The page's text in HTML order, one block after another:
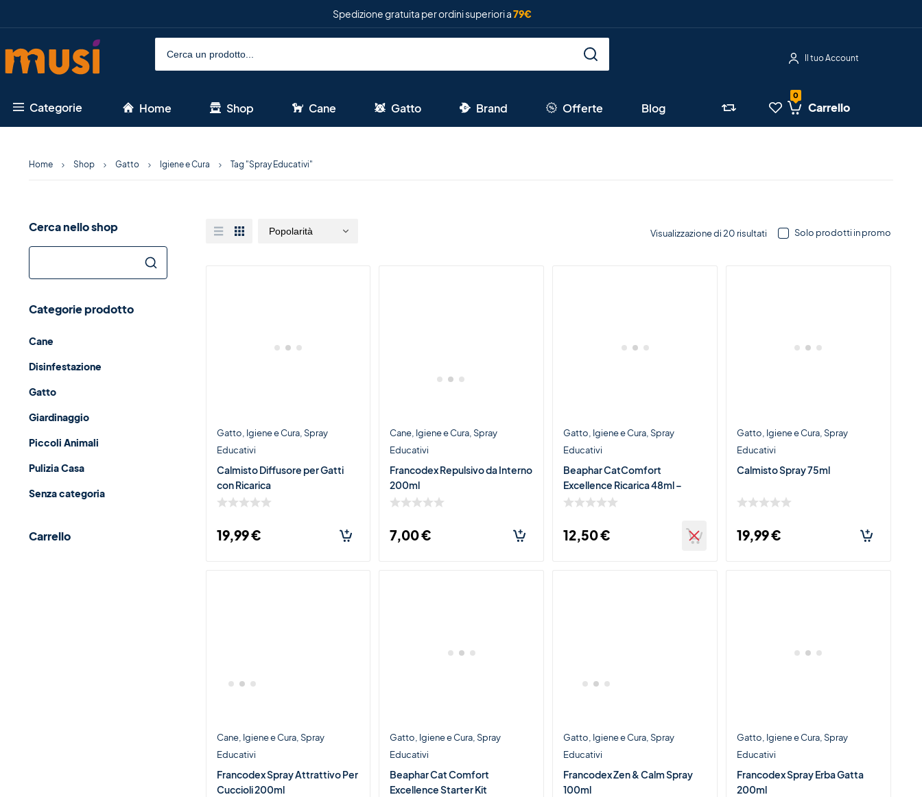
Spedizione gratuita per ordini superiori a79€
Il tuo Account
Categorie Home Shop Cane Gatto Brand Offerte Blog Carrello
Home Shop Gatto Igiene e Cura Tag "Spray Educativi"
Cerca nello shop
Categorie prodotto
Cane
Disinfestazione
Gatto
Giardinaggio
Piccoli Animali
Pulizia Casa
Senza categoria
Carrello
Solo prodotti in promo
Visualizzazione di 20 risultati
Gatto Igiene e Cura Spray
Educativi
Calmisto Diffusore per Gatti
con Ricarica
19,99€
Cane Igiene e Cura Spray
Educativi
Francodex Repulsivo da Interno
200ml
7,00€
Gatto Igiene e Cura Spray
Educativi
Beaphar CatComfort
Excellence Ricarica 48ml –
Antistress Gatto
12,50€
Gatto Igiene e Cura Spray
Educativi
Calmisto Spray 75ml
19,99€
Cane Igiene e Cura Spray
Educativi
Francodex Spray Attrattivo Per
Cuccioli 200ml
Gatto Igiene e Cura Spray
Educativi
Beaphar Cat Comfort
Excellence Starter Kit
Gatto Igiene e Cura Spray
Educativi
Francodex Zen & Calm Spray
100ml
Gatto Igiene e Cura Spray
Educativi
Francodex Spray Erba Gatta
200ml